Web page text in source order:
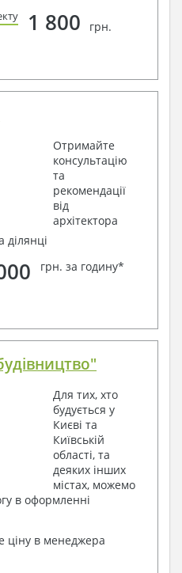
1 800 грн.
Отримайте
консультацію
та
рекомендації
від
архітектора
ділянці
грн. за годину*
Для тих, хто
будується у
Києві та
Київській
області, та
деяких інших
містах, можемо
в оформленні
ціну в менеджера